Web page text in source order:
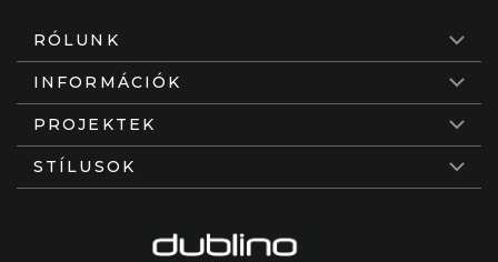
RÓLUNK
INFORMÁCIÓK
PROJEKTEK
STÍLUSOK